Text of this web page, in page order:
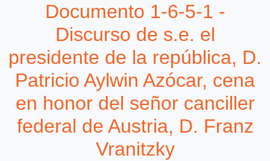
33 más...
Documento 1-6-5-1 -
Discurso de s.e. el
presidente de la república, D.
Patricio Aylwin Azócar, cena
en honor del señor canciller
federal de Austria, D. Franz
Vranitzky